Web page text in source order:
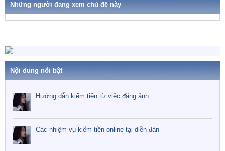
Những người đang xem chủ đề này
Nội dung nổi bật
Hướng dẫn kiếm tiền từ việc đăng ảnh
Các nhiệm vụ kiếm tiền online tại diễn đàn